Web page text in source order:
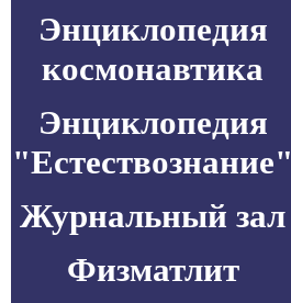
Энциклопедия
космонавтика
Энциклопедия
"Естествознание"
Журнальный зал
Физматлит